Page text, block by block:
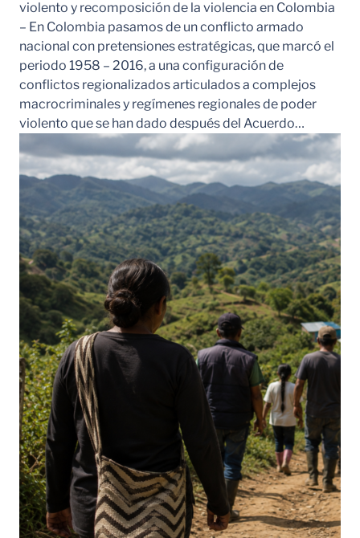
violento y recomposición de la violencia en Colombia
– En Colombia pasamos de un conflicto armado
nacional con pretensiones estratégicas, que marcó el
periodo 1958 – 2016, a una configuración de
conflictos regionalizados articulados a complejos
macrocriminales y regímenes regionales de poder
violento que se han dado después del Acuerdo…